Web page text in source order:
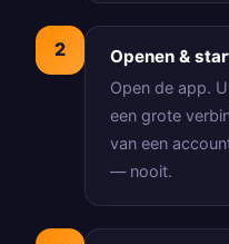
2 Openen &
Open de app.
een grote
van een
— nooit.